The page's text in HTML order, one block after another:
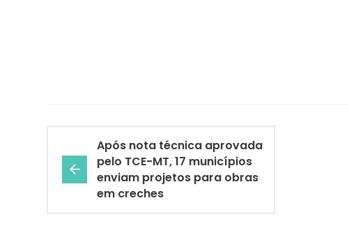
Após nota técnica aprovada
pelo TCE-MT, 17 municípios
enviam projetos para obras
em creches